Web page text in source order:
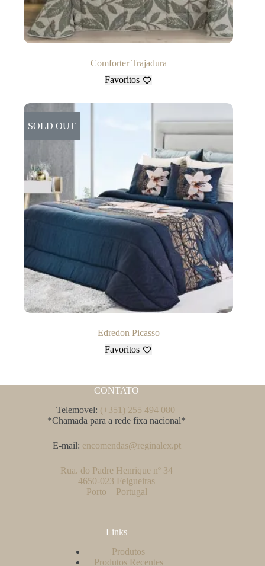
Comforter Trajadura
Favoritos
SOLD OUT
Edredon Picasso
Favoritos
CONTATO
Telemovel: (+351) 255 494 080
*Chamada para a rede fixa nacional*
E-mail: encomendas@reginalex.pt
Rua. do Padre Henrique nº 34
4650-023 Felgueiras
Porto – Portugal
Links
Produtos
Produtos Recentes